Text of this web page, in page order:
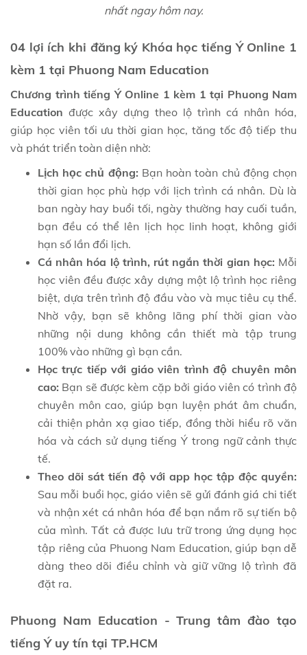
nhất ngay hôm nay.
04 lợi ích khi đăng ký Khóa học tiếng Ý Online 1
kèm 1 tại Phuong Nam Education
Chương trình tiếng Ý Online 1 kèm 1 tại Phuong Nam
Education được xây dựng theo lộ trình cá nhân hóa,
giúp học viên tối ưu thời gian học, tăng tốc độ tiếp thu
và phát triển toàn diện nhờ:
Lịch học chủ động: Bạn hoàn toàn chủ động chọn
thời gian học phù hợp với lịch trình cá nhân. Dù là
ban ngày hay buổi tối, ngày thường hay cuối tuần,
bạn đều có thể lên lịch học linh hoạt, không giới
hạn số lần đổi lịch.
Cá nhân hóa lộ trình, rút ngắn thời gian học: Mỗi
học viên đều được xây dựng một lộ trình học riêng
biệt, dựa trên trình độ đầu vào và mục tiêu cụ thể.
Nhờ vậy, bạn sẽ không lãng phí thời gian vào
những nội dung không cần thiết mà tập trung
100% vào những gì bạn cần.
Học trực tiếp với giáo viên trình độ chuyên môn
cao: Bạn sẽ được kèm cặp bởi giáo viên có trình độ
chuyên môn cao, giúp bạn luyện phát âm chuẩn,
cải thiện phản xạ giao tiếp, đồng thời hiểu rõ văn
hóa và cách sử dụng tiếng Ý trong ngữ cảnh thực
tế.
Theo dõi sát tiến độ với app học tập độc quyền:
Sau mỗi buổi học, giáo viên sẽ gửi đánh giá chi tiết
và nhận xét cá nhân hóa để bạn nắm rõ sự tiến bộ
của mình. Tất cả được lưu trữ trong ứng dụng học
tập riêng của Phuong Nam Education, giúp bạn dễ
dàng theo dõi điều chỉnh và giữ vững lộ trình đã
đặt ra.
Phuong Nam Education - Trung tâm đào tạo
tiếng Ý uy tín tại TP.HCM